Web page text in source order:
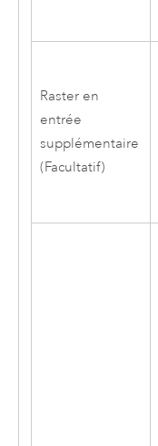
Raster en
entrée
supplémentaire
(Facultatif)